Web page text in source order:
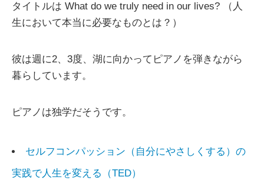
タイトルは What do we truly need in our lives? （人
生において本当に必要なものとは？）
彼は週に2、3度、湖に向かってピアノを弾きながら
暮らしています。
ピアノは独学だそうです。
セルフコンパッション（自分にやさしくする）の
実践で人生を変える（TED）